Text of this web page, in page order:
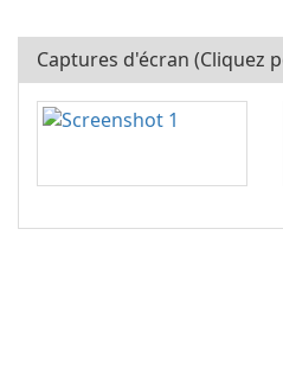
Captures d'écran (Cliquez